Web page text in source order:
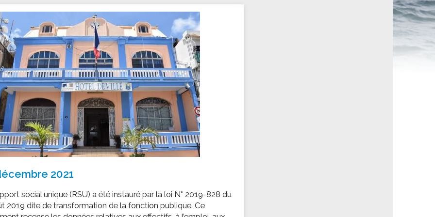
Offres d'emploi
SOCIAL-SOLIDARITÉ
Le Centre Communal d'Action Social
Les aides sociales
Logement
Antenne Municipale de Développement et de
Cohésion Sociale
Epicerie sociale et solidaire "Rayon de Soleil"
Bornes de collecte de l'ACISE
et le lycée
local des jeunes
scolaire
maternelles et primaire
de loisirs - ALSH
famille
ENFANCE
maternelles
Les activités
2021
social unique (RSU) a été instauré par la loi N° 2019-828 du
2019 dite de transformation de la fonction publique. Ce